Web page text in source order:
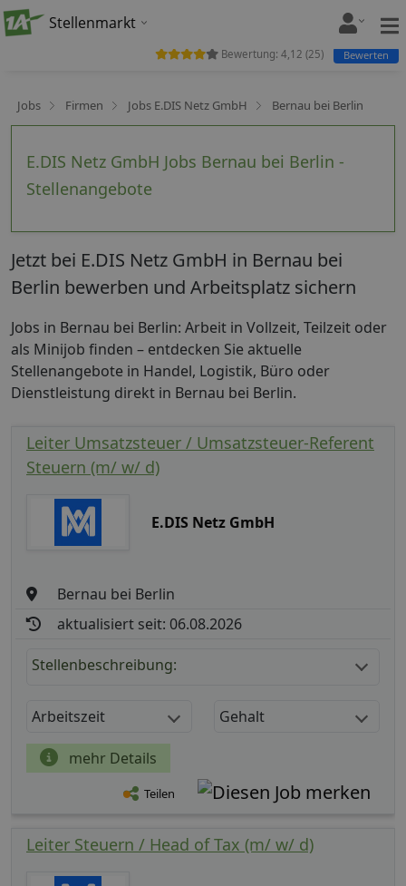
Stellenmarkt
Jobs Firmen Jobs E.DIS Netz GmbH Bernau bei Berlin
E.DIS Netz GmbH Jobs Bernau bei Berlin -
Stellenangebote
Bewertung: 4,12 (25) Bewerten
Jetzt bei E.DIS Netz GmbH in Bernau bei
Berlin bewerben und Arbeitsplatz sichern
Jobs in Bernau bei Berlin: Arbeit in Vollzeit, Teilzeit oder
als Minijob finden – entdecken Sie aktuelle
Stellenangebote in Handel, Logistik, Büro oder
Dienstleistung direkt in Bernau bei Berlin.
Leiter Umsatzsteuer / Umsatzsteuer-Referent
Steuern (m/ w/ d)
E.DIS Netz GmbH
Bernau bei Berlin
aktualisiert seit: 06.08.2026
Stellenbeschreibung:
Arbeitszeit Gehalt
mehr Details
Teilen
Leiter Steuern / Head of Tax (m/ w/ d)